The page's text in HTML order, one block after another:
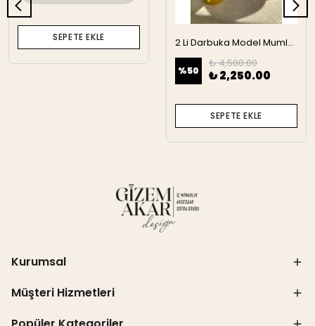
SEPETE EKLE 2 Li Darbuka Model Mumluk
%50
₺ 4,500.00
₺ 2,250.00
SEPETE EKLE
Kurumsal
Müşteri Hizmetleri